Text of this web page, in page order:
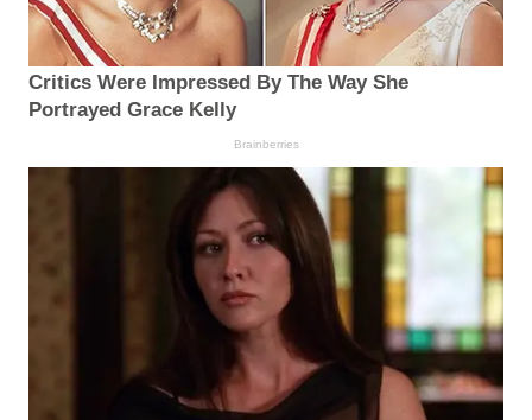
Critics Were Impressed By The Way She
Portrayed Grace Kelly
Brainberries